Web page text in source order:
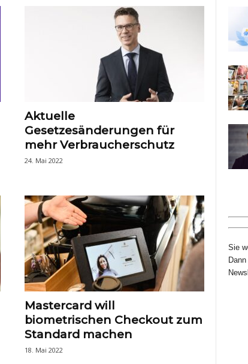
Aktuelle
Gesetzesänderungen für
mehr Verbraucherschutz
24. Mai 2022
Mastercard will
biometrischen Checkout zum
Standard machen
18. Mai 2022
Sie